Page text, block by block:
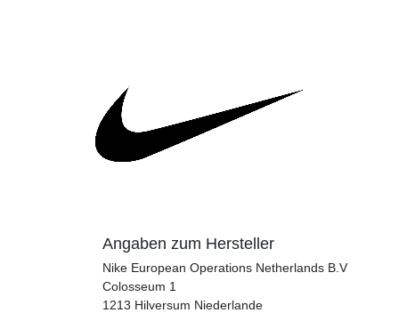
Angaben zum Hersteller
Nike European Operations Netherlands B.V
Colosseum 1
1213 Hilversum Niederlande